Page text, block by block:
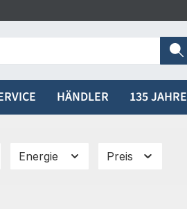
HÄNDLER 135 JAHRE
Energie Preis